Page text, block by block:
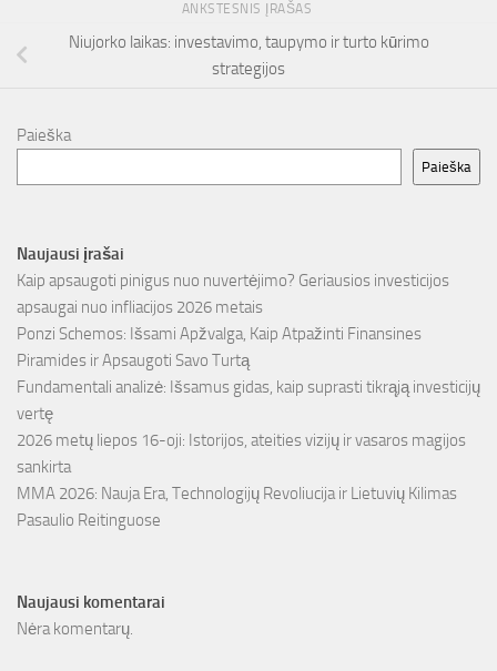
ANKSTESNIS ĮRAŠAS
Niujorko laikas: investavimo, taupymo ir turto kūrimo
strategijos
Paieška
Paieška
Naujausi įrašai
Kaip apsaugoti pinigus nuo nuvertėjimo? Geriausios investicijos
apsaugai nuo infliacijos 2026 metais
Ponzi Schemos: Išsami Apžvalga, Kaip Atpažinti Finansines
Piramides ir Apsaugoti Savo Turtą
Fundamentali analizė: Išsamus gidas, kaip suprasti tikrąją investicijų
vertę
2026 metų liepos 16-oji: Istorijos, ateities vizijų ir vasaros magijos
sankirta
MMA 2026: Nauja Era, Technologijų Revoliucija ir Lietuvių Kilimas
Pasaulio Reitinguose
Naujausi komentarai
Nėra komentarų.